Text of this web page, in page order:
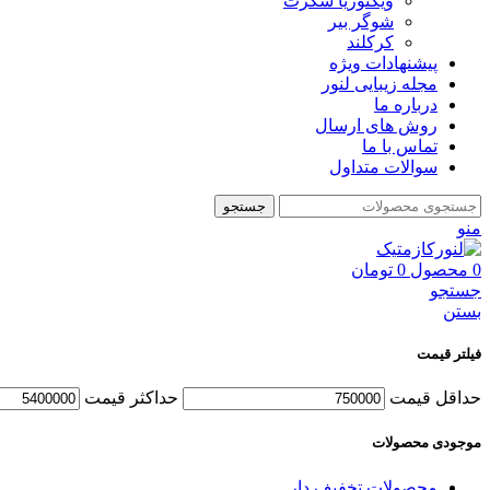
شوگر بير
کرکلند
پیشنهادات ویژه
مجله زیبایی لنور
درباره ما
روش های ارسال
تماس با ما
سوالات متداول
جستجو
منو
0 محصول 0 تومان
جستجو
بستن
فیلتر قیمت
حداقل قیمت حداكثر قيمت
موجودی محصولات